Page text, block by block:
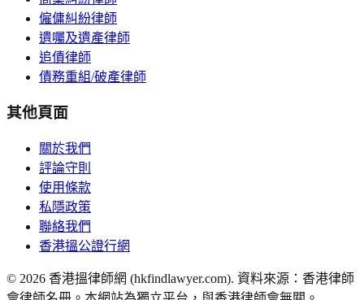
僱傭糾紛律師
遺囑及遺產律師
追債律師
債務重組/破產律師
其他頁面
關於我們
評論守則
使用條款
私隱政策
聯絡我們
香港搵公證行網
© 2026 香港搵律師網 (hkfindlawyer.com). 資料來源：香港律師